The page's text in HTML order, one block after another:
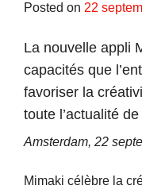
Posted on 22
La nouvelle appli
capacités que
favoriser la
toute l’actualité de
Amsterdam, 22
Mimaki célèbre la